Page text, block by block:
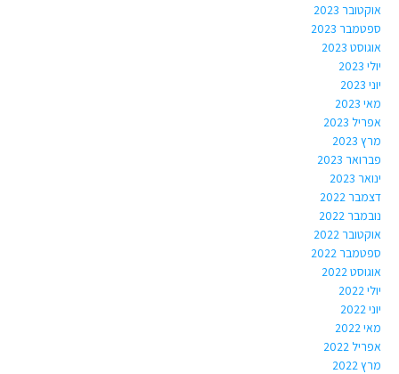
אוקטובר 2023
ספטמבר 2023
אוגוסט 2023
יולי 2023
יוני 2023
מאי 2023
אפריל 2023
מרץ 2023
פברואר 2023
ינואר 2023
דצמבר 2022
נובמבר 2022
אוקטובר 2022
ספטמבר 2022
אוגוסט 2022
יולי 2022
יוני 2022
מאי 2022
אפריל 2022
מרץ 2022